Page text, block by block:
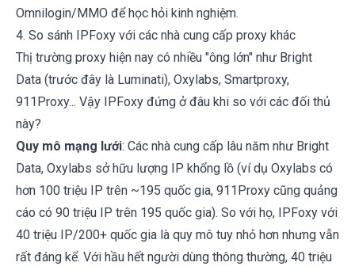
Omnilogin/MMO để học hỏi kinh nghiệm.
4. So sánh IPFoxy với các nhà cung cấp proxy khác
Thị trường proxy hiện nay có nhiều "ông lớn" như Bright
Data (trước đây là Luminati), Oxylabs, Smartproxy,
911Proxy... Vậy IPFoxy đứng ở đâu khi so với các đối thủ
này?
Quy mô mạng lưới: Các nhà cung cấp lâu năm như Bright
Data, Oxylabs sở hữu lượng IP khổng lồ (ví dụ Oxylabs có
hơn 100 triệu IP trên ~195 quốc gia, 911Proxy cũng quảng
cáo có 90 triệu IP trên 195 quốc gia). So với họ, IPFoxy với
40 triệu IP/200+ quốc gia là quy mô tuy nhỏ hơn nhưng vẫn
rất đáng kể. Với hầu hết người dùng thông thường, 40 triệu